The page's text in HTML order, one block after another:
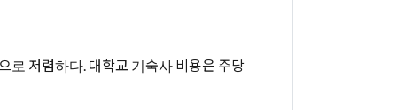
로 저렴하다. 대학교 기숙사 비용은 주당